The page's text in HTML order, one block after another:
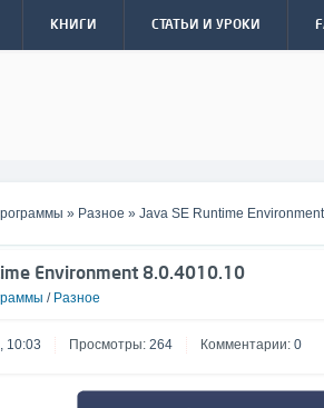
КНИГИ СТАТЬИ И УРОКИ
» Разное » Java SE Runtime
Environment 8.0.4010.10
/ Разное
10:03 Просмотры:264 Комментарии:0